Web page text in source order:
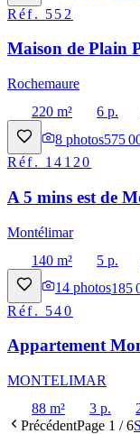
Réf. 552
Maison de Plain
Rochemaure
220 m²
6 p.
8 photos575
Réf. 14120
A 5 mins est de
Montélimar
140 m²
5 p.
14 photos185
Réf. 540
Appartement
MONTELIMAR
88 m²
3 p.
PrécédentPage 1 /6